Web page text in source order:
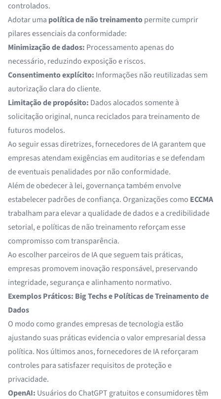
controlados.
Adotar uma política de não treinamentopermite cumprir
pilares essenciais da conformidade:
Minimização de dados: Processamento apenas do
necessário, reduzindo exposição e riscos.
Consentimento explícito: Informações não reutilizadas sem
autorização clara do cliente.
Limitação de propósito: Dados alocados somente à
solicitação original, nunca reciclados para treinamento de
futuros modelos.
Ao seguir essas diretrizes, fornecedores de IA garantem que
empresas atendam exigências em auditorias e se defendam
de eventuais penalidades por não conformidade.
Além de obedecer à lei, governança também envolve
estabelecer padrões de confiança. Organizações como ECCMA
trabalham para elevar a qualidade de dados e a credibilidade
setorial, e políticas de não treinamento reforçam esse
compromisso com transparência.
Ao escolher parceiros de IA que seguem tais práticas,
empresas promovem inovação responsável, preservando
integridade, segurança e alinhamento normativo.
Exemplos Práticos: Big Techs e Políticas de Treinamento de
Dados
O modo como grandes empresas de tecnologia estão
ajustando suas práticas evidencia o valor empresarial dessa
política. Nos últimos anos, fornecedores de IA reforçaram
controles para satisfazer requisitos de proteção e
privacidade.
OpenAI: Usuários do ChatGPT gratuitos e consumidores têm